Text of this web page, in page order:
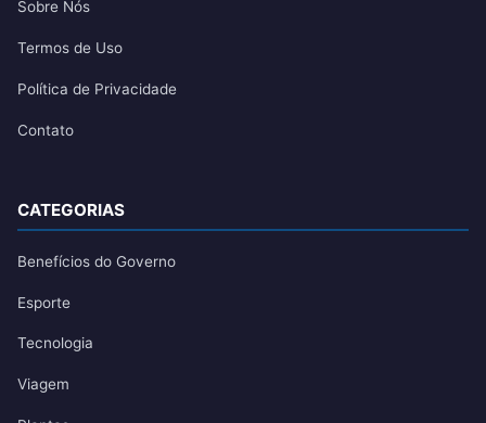
Sobre Nós
Termos de Uso
Política de Privacidade
Contato
CATEGORIAS
Benefícios do Governo
Esporte
Tecnologia
Viagem